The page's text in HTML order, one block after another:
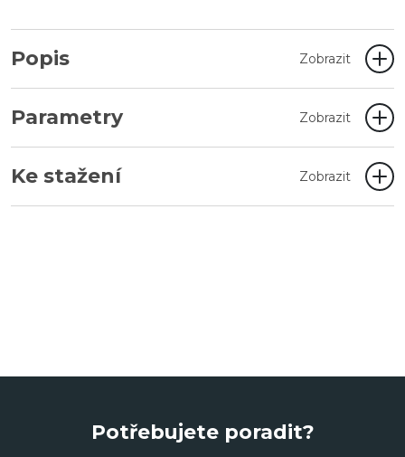
Popis Zobrazit
Parametry Zobrazit
Ke stažení Zobrazit
Potřebujete poradit?